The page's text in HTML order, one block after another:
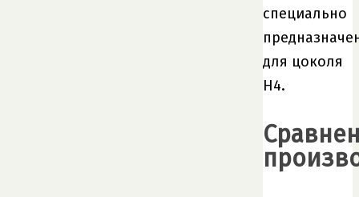
специально
для цоколя
H4.